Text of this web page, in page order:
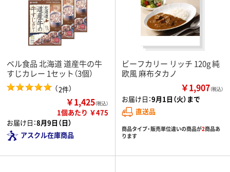
ベル食品 北海道 道産牛の牛
すじカレー 1セット（3個）
（2件）
￥1,425（税込）
1個あたり ￥475
お届け日：8月9日（日）
アスクル在庫商品
ビーフカリー リッチ 120g 純
欧風 麻布タカノ
￥1,907（税込）
お届け日：9月1日（火）まで
直送品
商品タイプ・販売単位違いの商品が2商品あ
ります